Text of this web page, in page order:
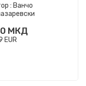
: Ванчо
МКД
EUR